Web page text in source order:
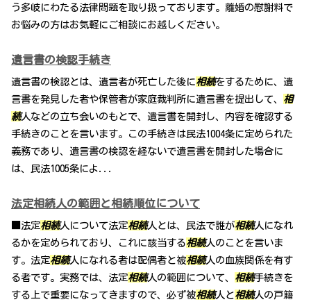
う多岐にわたる法律問題を取り扱っております。離婚の慰謝料で
お悩みの方はお気軽にご相談にお越しください。
遺言書の検認手続き
遺言書の検認とは、遺言者が死亡した後に相続をするために、遺
言書を発見した者や保管者が家庭裁判所に遺言書を提出して、 相
続人などの立ち会いのもとで、遺言書を開封し、内容を確認する
手続きのことを言います。この手続きは民法1004条に定められた
義務であり、遺言書の検認を経ないで遺言書を開封した場合に
は、民法1005条によ...
法定相続人の範囲と相続順位について
■法定相続人について法定相続人とは、民法で誰が相続人になれ
るかを定められており、これに該当する相続人のことを言いま
す。法定相続人になれる者は配偶者と被相続人の血族関係を有す
る者です。実務では、法定相続人の範囲について、 相続手続きを
する上で重要になってきますので、必ず被相続人と相続人の戸籍